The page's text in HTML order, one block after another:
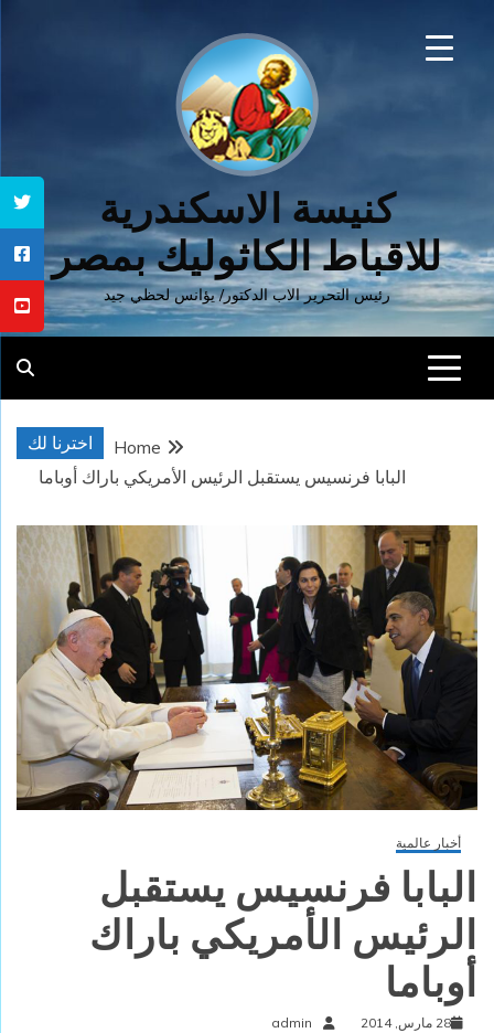
كنيسة الاسكندرية
للاقباط الكاثوليك بمصر
رئيس التحرير الاب الدكتور/ يؤانس لحظي جيد
اخترنا لك
Home
البابا فرنسيس يستقبل الرئيس الأمريكي باراك أوباما
أخبار عالمية
البابا فرنسيس يستقبل
الرئيس الأمريكي باراك
أوباما
28 مارس, 2014 admin